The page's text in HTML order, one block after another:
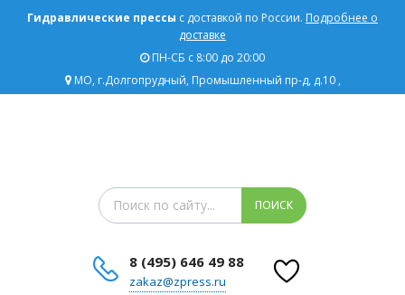
Гидравлические прессы с доставкой по России. Подробнее о
доставке
ПН-СБ с 8:00 до 20:00
МО, г.Долгопрудный, Промышленный пр-д, д.10 ,
Поиск товаров
ПОИСК
8 (495) 646 49 88
zakaz@zpress.ru